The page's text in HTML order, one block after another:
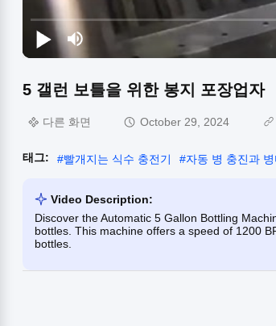
5 갤런 보틀을 위한 봉지 포장업자
다른 화면 October 29, 2024
태그: #빨개지는 식수 충전기 #자동 병 충진과 병
Video Description:
Discover the Automatic 5 Gallon Bottling
bottles. This machine offers a speed of 1200
bottles.